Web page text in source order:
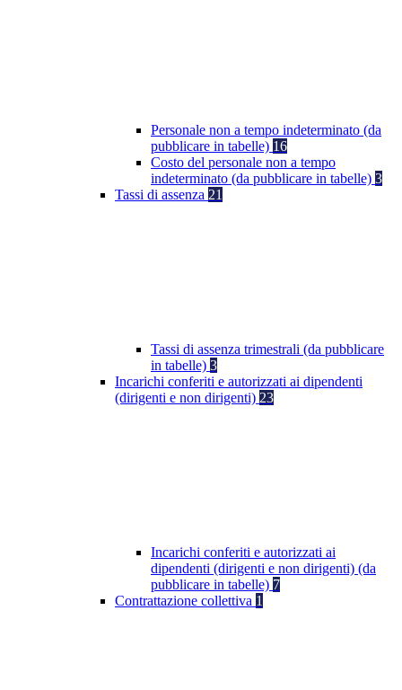
Personale non a tempo indeterminato (da
pubblicare in tabelle) 16
Costo del personale non a tempo
indeterminato (da pubblicare in tabelle) 3
Tassi di assenza 21
Tassi di assenza trimestrali (da pubblicare
in tabelle) 3
Incarichi conferiti e autorizzati ai dipendenti
(dirigenti e non dirigenti) 23
Incarichi conferiti e autorizzati ai
dipendenti (dirigenti e non dirigenti) (da
pubblicare in tabelle) 7
Contrattazione collettiva 1